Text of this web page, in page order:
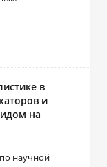
в
и
на
научной